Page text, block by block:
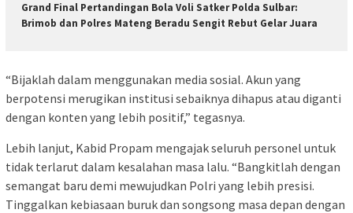
Grand Final Pertandingan Bola Voli Satker Polda Sulbar:
Brimob dan Polres Mateng Beradu Sengit Rebut Gelar Juara
“Bijaklah dalam menggunakan media sosial. Akun yang
berpotensi merugikan institusi sebaiknya dihapus atau diganti
dengan konten yang lebih positif,” tegasnya.
Lebih lanjut, Kabid Propam mengajak seluruh personel untuk
tidak terlarut dalam kesalahan masa lalu. “Bangkitlah dengan
semangat baru demi mewujudkan Polri yang lebih presisi.
Tinggalkan kebiasaan buruk dan songsong masa depan dengan